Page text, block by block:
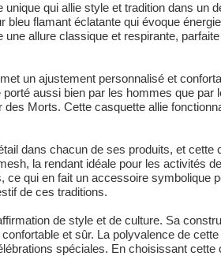
qui allie style et tradition dans un
flamant éclatante qui évoque
allure classique et respirante,
un ajustement personnalisé et
aussi bien par les hommes que
Morts. Cette casquette allie
dans chacun de ses produits, et cette
la rendant idéale pour les activités
qui en fait un accessoire symbolique
de ces traditions.
de style et de culture. Sa
et sûr. La polyvalence de
spéciales. En choisissant cette